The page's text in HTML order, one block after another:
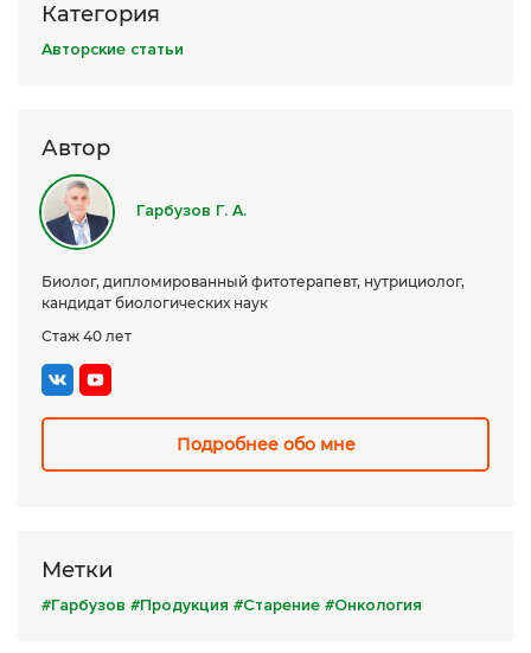
Препараты при онкологии
Урбеч
Травяной чай
Крупы
Лечебные мази
Натуральное мыло
Категория
Авторские статьи
Автор
Гарбузов Г. А.
Биолог, дипломированный фитотерапевт, нутрициолог,
кандидат биологических наук
Стаж 40 лет
Подробнее обо мне
Метки
#Гарбузов #Продукция #Старение #Онкология